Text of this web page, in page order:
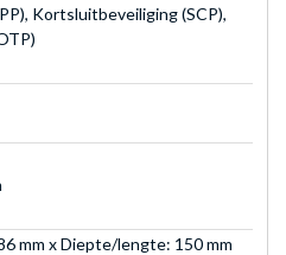
Kortsluitbeveiliging (SCP),
mm x Diepte/lengte: 150 mm